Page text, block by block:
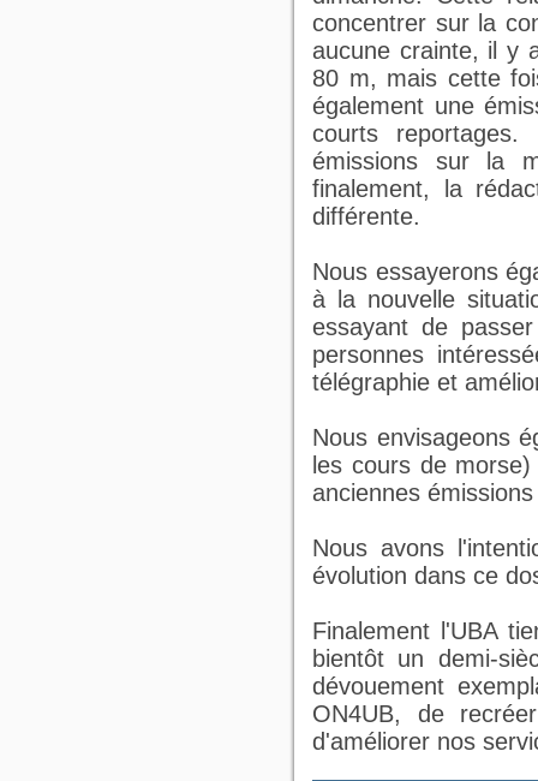
concentrer sur la
aucune crainte, il y
80 m, mais cette
également une
courts
émissions sur la
finalement, la
différente.
Nous essayerons
à la nouvelle
essayant de
personnes
télégraphie et
Nous envisageons
les cours de
anciennes
Nous avons
évolution dans ce
Finalement l'UBA
bientôt un demi-
dévouement
ON4UB, de
d'améliorer nos